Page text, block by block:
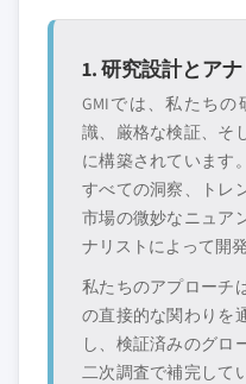
1. 研究設計とア
GMIでは、私たち
識、厳格な検証、そ
に構築されています
すべての洞察、トレ
市場の微妙なニュア
ナリストによって開
私たちのアプローチ
の直接的な関わりを
し、検証済みのグロ
二次調査で補完して